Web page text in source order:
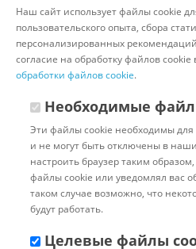
1 ТБ 2 ТБ Sata HGST Seagate
Сортировать: Популярные
Код:653445 В наличии
Наш сайт использует файлы cookie
пользовательского опыта, сбора
персонализированных
согласие на обработку файлов cookie
обработки файлов cookie.
Необходимые
Эти файлы cookie необходимы
и не могут быть отключены в
настроить браузер таким
файлы cookie или уведомлял вас
таком случае возможно, что
будут работать.
Целевые файлы